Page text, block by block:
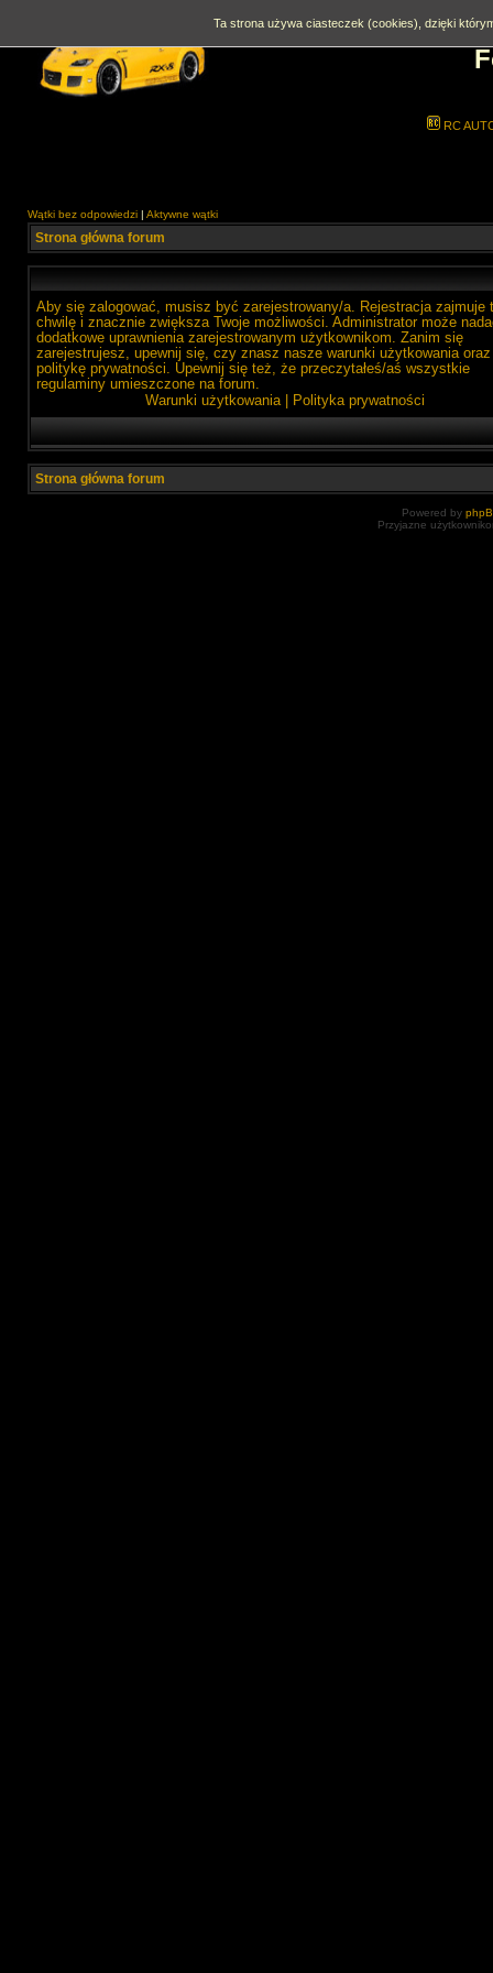
RC
Wątki bez odpowiedzi | Aktywne wątki
Strona główna forum
Aby się zalogować, musisz być zarejestrowany/a. Rejestracja zajmuje
chwilę i znacznie zwiększa Twoje możliwości. Administrator może
dodatkowe uprawnienia zarejestrowanym użytkownikom. Zanim się
zarejestrujesz, upewnij się, czy znasz nasze warunki użytkowania oraz
politykę prywatności. Upewnij się też, że przeczytałeś/aś wszystkie
regulaminy umieszczone na forum.
Warunki użytkowania| Polityka prywatności
Strona główna forum
Powered by
Przyjazne
Ta strona używa ciasteczek (cookies), dzięki